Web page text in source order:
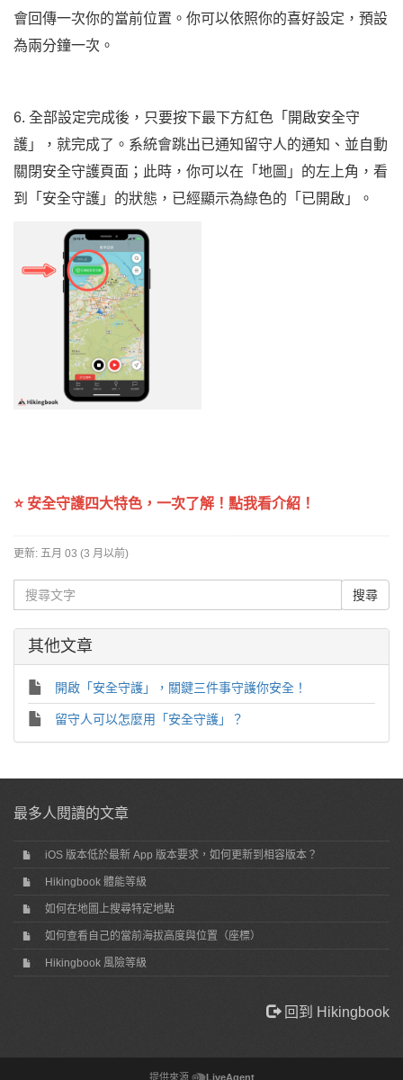
會回傳一次你的當前位置。你可以依照你的喜好設定，預設
為兩分鐘一次。
6. 全部設定完成後，只要按下最下方紅色「開啟安全守
護」，就完成了。系統會跳出已通知留守人的通知、並自動
關閉安全守護頁面；此時，你可以在「地圖」的左上角，看
到「安全守護」的狀態，已經顯示為綠色的「已開啟」。
⭐ 安全守護四大特色，一次了解！ 點我看介紹 ！
更新: 五月 03 (3 月以前)
其他文章
開啟「安全守護」，關鍵三件事守護你安全！
留守人可以怎麼用「安全守護」？
最多人閱讀的文章
iOS 版本低於最新 App 版本要求，如何更新到相容版本？
Hikingbook 體能等級
如何在地圖上搜尋特定地點
如何查看自己的當前海拔高度與位置（座標）
Hikingbook 風險等級
回到 Hikingbook
提供來源 LiveAgent